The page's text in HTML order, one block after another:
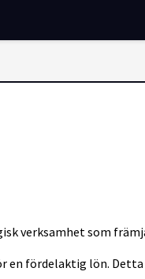
verksamhet som
fördelaktig lön.